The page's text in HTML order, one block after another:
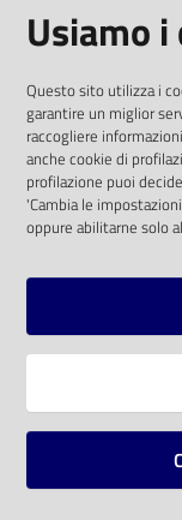
Catalogo
on line
Eventi
Chiedi al
bibliotecario
solo alle
comunitaria
SOCIAL
Vai alla
Mappa del sito
Usiamo i
Questo sito utilizza i
garantire un miglior
raccogliere
anche cookie di
profilazione puoi
'Cambia le
oppure abilitarne solo